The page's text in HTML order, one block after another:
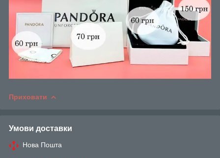
Приховати
Умови доставки
Нова Пошта